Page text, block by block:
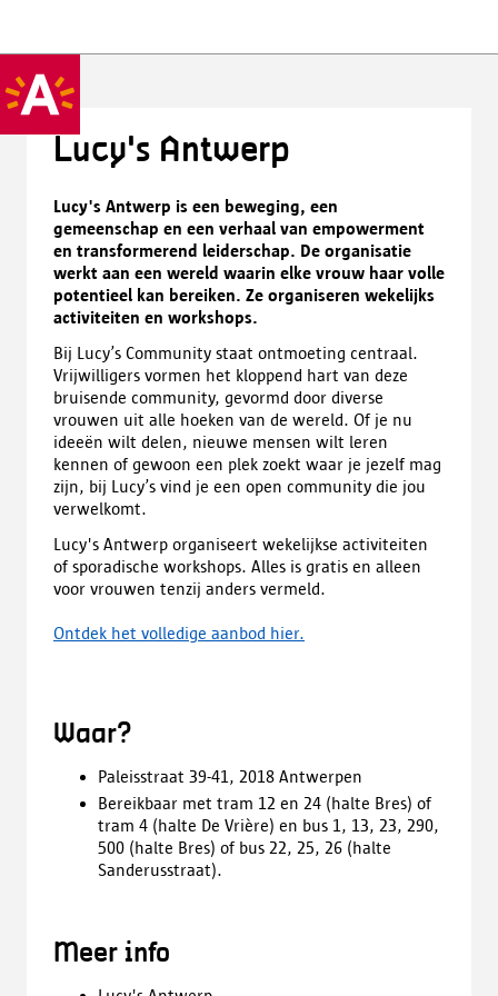
Lucy's Antwerp
Lucy's Antwerp is een beweging, een
gemeenschap en een verhaal van empowerment
en transformerend leiderschap. De organisatie
werkt aan een wereld waarin elke vrouw haar volle
potentieel kan bereiken. Ze organiseren wekelijks
activiteiten en workshops.
Bij Lucy’s Community staat ontmoeting centraal.
Vrijwilligers vormen het kloppend hart van deze
bruisende community, gevormd door diverse
vrouwen uit alle hoeken van de wereld. Of je nu
ideeën wilt delen, nieuwe mensen wilt leren
kennen of gewoon een plek zoekt waar je jezelf mag
zijn, bij Lucy’s vind je een open community die jou
verwelkomt.
Lucy's Antwerp organiseert wekelijkse activiteiten
of sporadische workshops. Alles is gratis en alleen
voor vrouwen tenzij anders vermeld.
Ontdek het volledige aanbod hier.
Waar?
Paleisstraat 39-41, 2018 Antwerpen
Bereikbaar met tram 12 en 24 (halte Bres) of
tram 4 (halte De Vrière) en bus 1, 13, 23, 290,
500 (halte Bres) of bus 22, 25, 26 (halte
Sanderusstraat).
Meer info